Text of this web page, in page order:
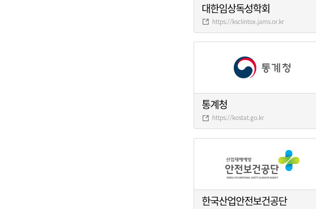
대한임상독성학회
https://ksclintox.jams.or.kr
통계청
https://kostat.go.kr
한국산업안전보건공단